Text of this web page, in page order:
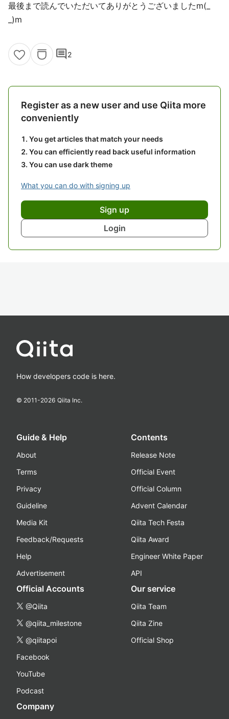
最後まで読んでいただいてありがとうございましたm(_
_)m
comment2
Register as a new user and use Qiita more
conveniently
You get articles that match your needs
You can efficiently read back useful information
You can use dark theme
What you can do with signing up
Sign up
Login
How developers code is here.
© 2011-2026 Qiita Inc.
Guide & Help
About
Terms
Privacy
Guideline
Media Kit
Feedback/Requests
Help
Advertisement
Contents
Release Note
Official Event
Official Column
Advent Calendar
Qiita Tech Festa
Qiita Award
Engineer White Paper
API
Official Accounts
@Qiita
@qiita_milestone
@qiitapoi
Facebook
YouTube
Podcast
Our service
Qiita Team
Qiita Zine
Official Shop
Company